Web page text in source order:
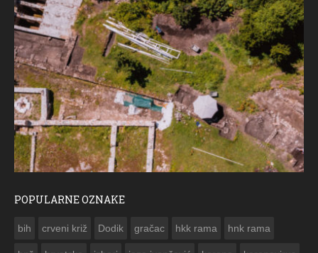
POPULARNE OZNAKE
bih crveni križ Dodik gračac hkk rama hnk rama